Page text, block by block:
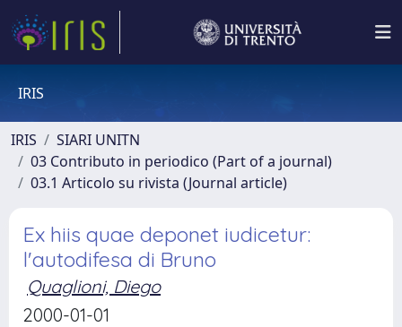
IRIS
IRIS
SIARI UNITN
03 Contributo in periodico (Part of a journal)
03.1 Articolo su rivista (Journal article)
Ex hiis quae deponet iudicetur:
l'autodifesa di Bruno
Quaglioni, Diego
2000-01-01